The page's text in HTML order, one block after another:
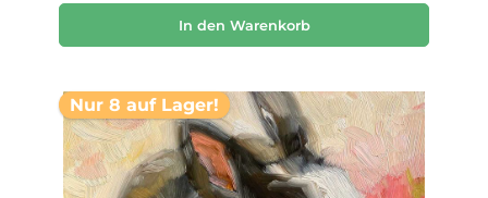
In den Warenkorb
Nur 8 auf Lager!